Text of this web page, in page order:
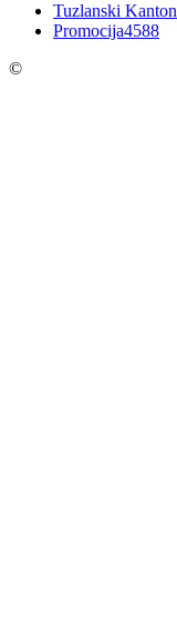
Tuzlanski Kanton
Promocija4588
©